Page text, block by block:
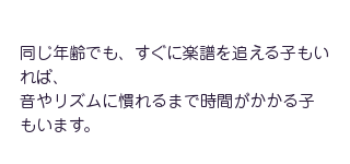
同じ年齢でも、すぐに楽譜を追える子もい
れば、
音やリズムに慣れるまで時間がかかる子
もいます。